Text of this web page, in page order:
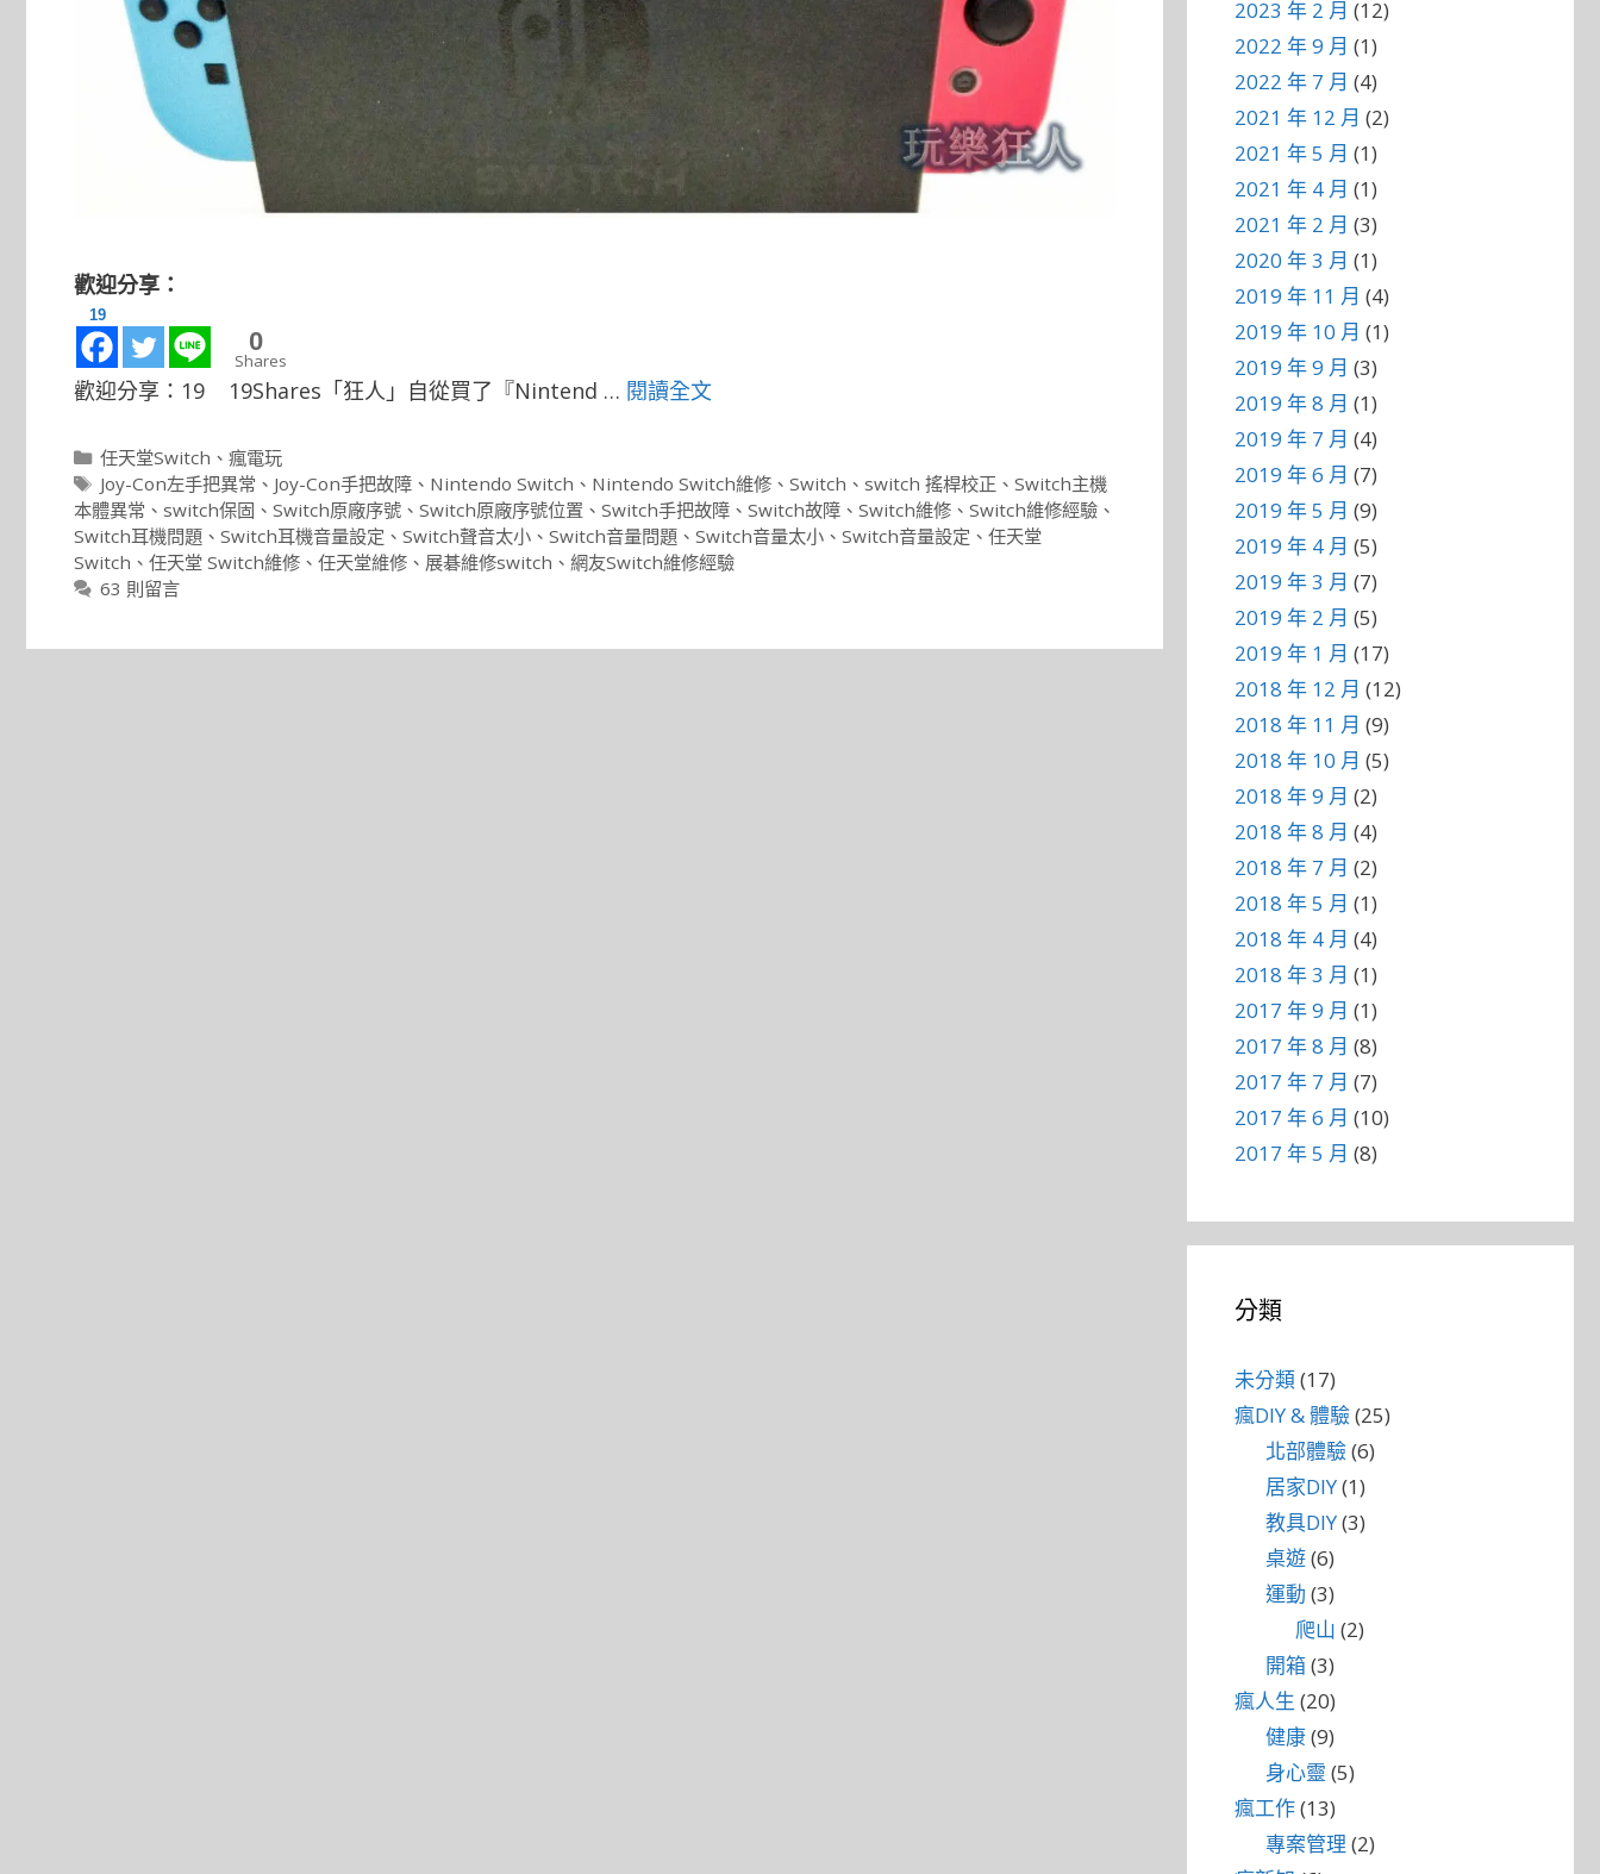
歡迎分享：
19
0
Shares
歡迎分享：19 19Shares「狂人」自從買了『Nintend … 閱讀全文
分
類
任天堂Switch 、瘋電玩
標
籤
Joy-Con左手把異常 、 Joy-Con手把故障 、 Nintendo Switch 、 Nintendo Switch維修 、Switch 、 switch 搖桿校正 、Switch主機
本體異常 、 switch保固 、 Switch原廠序號 、 Switch原廠序號位置 、 Switch手把故障 、 Switch故障 、 Switch維修 、 Switch維修經驗 、
Switch耳機問題 、 Switch耳機音量設定 、 Switch聲音太小 、 Switch音量問題 、 Switch音量太小 、 Switch音量設定 、 任天堂
Switch 、 任天堂 Switch維修 、 任天堂維修 、 展碁維修switch 、 網友Switch維修經驗
63 則留言
2023 年 2 月 (12)
2022 年 9 月 (1)
2022 年 7 月 (4)
2021 年 12 月 (2)
2021 年 5 月 (1)
2021 年 4 月 (1)
2021 年 2 月 (3)
2020 年 3 月 (1)
2019 年 11 月 (4)
2019 年 10 月 (1)
2019 年 9 月 (3)
2019 年 8 月 (1)
2019 年 7 月 (4)
2019 年 6 月 (7)
2019 年 5 月 (9)
2019 年 4 月 (5)
2019 年 3 月 (7)
2019 年 2 月 (5)
2019 年 1 月 (17)
2018 年 12 月 (12)
2018 年 11 月 (9)
2018 年 10 月 (5)
2018 年 9 月 (2)
2018 年 8 月 (4)
2018 年 7 月 (2)
2018 年 5 月 (1)
2018 年 4 月 (4)
2018 年 3 月 (1)
2017 年 9 月 (1)
2017 年 8 月 (8)
2017 年 7 月 (7)
2017 年 6 月 (10)
2017 年 5 月 (8)
分類
未分類(17)
瘋DIY & 體驗(25)
北部體驗(6)
居家DIY(1)
教具DIY(3)
桌遊(6)
運動 (3)
爬山 (2)
開箱(3)
瘋人生 (20)
健康(9)
身心靈 (5)
瘋工作(13)
專案管理 (2)